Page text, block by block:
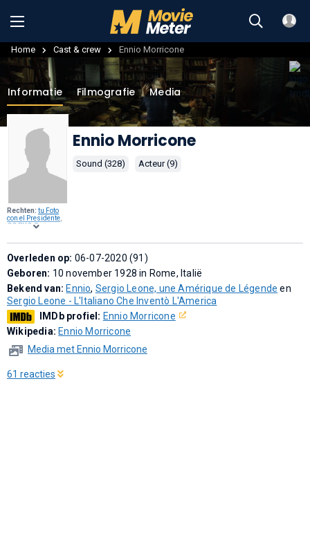
Home Cast & crew Ennio Morricone
Rechten: tu Foto
con el Presidente,
CC BY 2.0, via
Commons.
Informatie Filmografie Media
Ennio Morricone
Sound (328) Acteur (9)
Overleden op: 06-07-2020 (91)
Geboren: 10 november 1928 in Rome, Italië
Bekend van: Ennio, Sergio Leone, une Amérique de Légende en
Sergio Leone - L'Italiano Che Inventò L'America
IMDb profiel: Ennio Morricone
Wikipedia: Ennio Morricone
Media met Ennio Morricone
61 reacties